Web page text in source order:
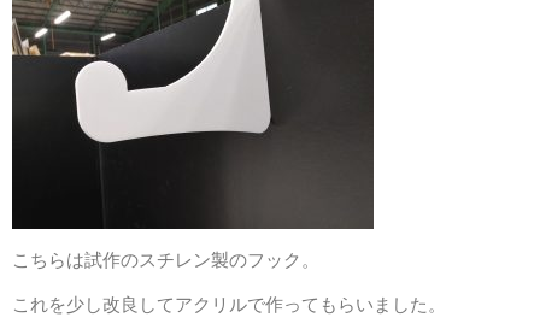
こちらは試作のスチレン製のフック。
これを少し改良してアクリルで作ってもらいました。